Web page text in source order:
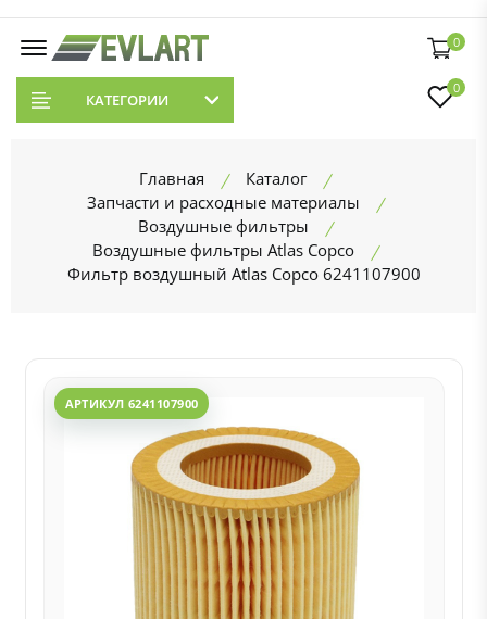
0
КАТЕГОРИИ
0
Главная
Каталог
Запчасти и расходные материалы
Воздушные фильтры
Воздушные фильтры Atlas Copco
Фильтр воздушный Atlas Copco 6241107900
АРТИКУЛ 6241107900